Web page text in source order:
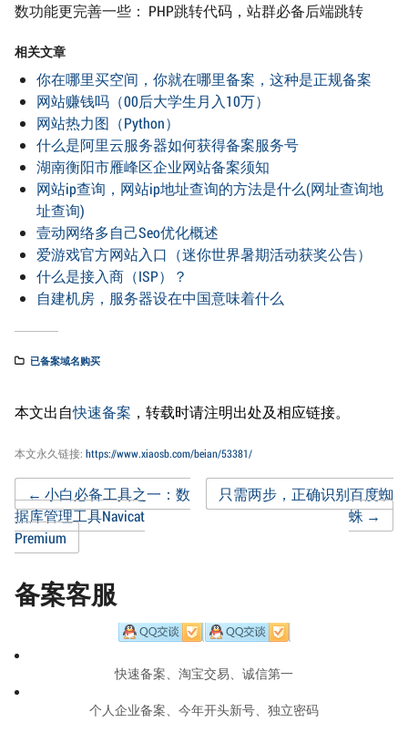
数功能更完善一些： PHP跳转代码，站群必备后端跳转
相关文章
你在哪里买空间，你就在哪里备案，这种是正规备案
网站赚钱吗（00后大学生月入10万）
网站热力图（Python）
什么是阿里云服务器如何获得备案服务号
湖南衡阳市雁峰区企业网站备案须知
网站ip查询，网站ip地址查询的方法是什么(网址查询地
址查询)
壹动网络多自己Seo优化概述
爱游戏官方网站入口（迷你世界暑期活动获奖公告）
什么是接入商（ISP）？
自建机房，服务器设在中国意味着什么
已备案域名购买
本文出自快速备案 ，转载时请注明出处及相应链接。
本文永久链接: https://www.xiaosb.com/beian/53381/
Post
navigation
← 小白必备工具之一：数
据库管理工具Navicat
Premium
只需两步，正确识别百度蜘
蛛→
备案客服
快速备案、淘宝交易、诚信第一
个人企业备案、今年开头新号、独立密码